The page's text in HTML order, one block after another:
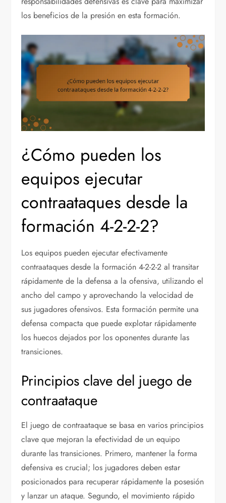
los beneficios de la presión en esta formación.
¿Cómo pueden los
equipos ejecutar
contraataques desde la
formación 4-2-2-2?
Los equipos pueden ejecutar efectivamente
contraataques desde la formación 4-2-2-2 al transitar
rápidamente de la defensa a la ofensiva, utilizando el
ancho del campo y aprovechando la velocidad de
sus jugadores ofensivos. Esta formación permite una
defensa compacta que puede explotar rápidamente
los huecos dejados por los oponentes durante las
transiciones.
Principios clave del juego de
contraataque
El juego de contraataque se basa en varios principios
clave que mejoran la efectividad de un equipo
durante las transiciones. Primero, mantener la forma
defensiva es crucial; los jugadores deben estar
posicionados para recuperar rápidamente la posesión
y lanzar un ataque. Segundo, el movimiento rápido